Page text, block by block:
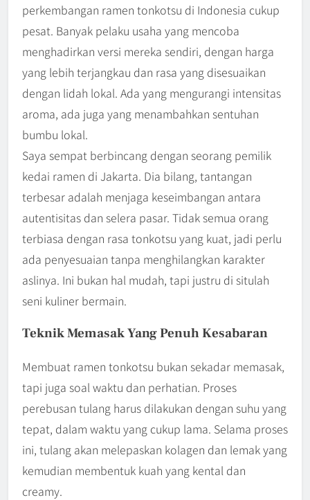
perkembangan ramen tonkotsu di Indonesia cukup
pesat. Banyak pelaku usaha yang mencoba
menghadirkan versi mereka sendiri, dengan harga
yang lebih terjangkau dan rasa yang disesuaikan
dengan lidah lokal. Ada yang mengurangi intensitas
aroma, ada juga yang menambahkan sentuhan
bumbu lokal.
Saya sempat berbincang dengan seorang pemilik
kedai ramen di Jakarta. Dia bilang, tantangan
terbesar adalah menjaga keseimbangan antara
autentisitas dan selera pasar. Tidak semua orang
terbiasa dengan rasa tonkotsu yang kuat, jadi perlu
ada penyesuaian tanpa menghilangkan karakter
aslinya. Ini bukan hal mudah, tapi justru di situlah
seni kuliner bermain.
Teknik Memasak Yang Penuh Kesabaran
Membuat ramen tonkotsu bukan sekadar memasak,
tapi juga soal waktu dan perhatian. Proses
perebusan tulang harus dilakukan dengan suhu yang
tepat, dalam waktu yang cukup lama. Selama proses
ini, tulang akan melepaskan kolagen dan lemak yang
kemudian membentuk kuah yang kental dan
creamy.